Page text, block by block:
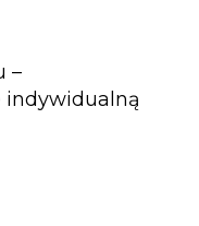
–
indywidualną